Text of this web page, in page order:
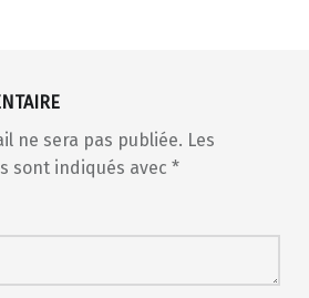
ne sera pas publiée. Les
sont indiqués avec *